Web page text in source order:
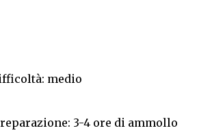
medio
3-4 ore di ammollo